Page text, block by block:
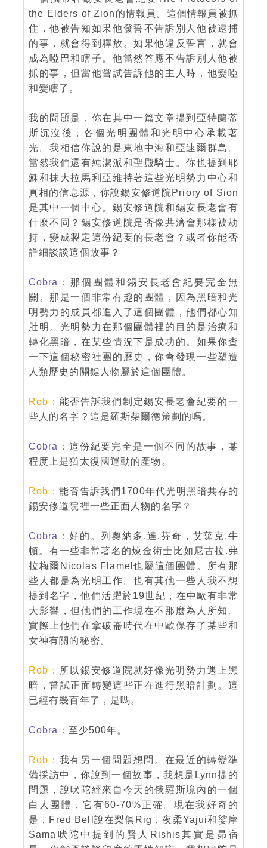
the Elders of Zion的情報員。這個情報員被抓
住，他被告知如果他發誓不告訴別人他被逮捕
的事，就會得到釋放。如果他違反誓言，就會
成為啞巴和瞎子。他當然答應不告訴別人他被
抓的事，但當他嘗試告訴他的主人時，他變啞
和變瞎了。
我的問題是，你在其中一篇文章提到亞特蘭蒂
斯沉沒後，各個光明團體和光明中心承載著
光。我相信你說的是東地中海和亞速爾群島。
當然我們還有純潔派和聖殿騎士。你也提到耶
穌和抹大拉馬利亞維持著這些光明勢力中心和
真相的信息源，你說錫安修道院Priory of Sion
是其中一個中心。錫安修道院和錫安長老會有
什麼不同？錫安修道院是否像共濟會那樣被劫
持，變成製定這份紀要的長老會？或者你能否
詳細談談這個故事？
Cobra：那個團體和錫安長老會紀要完全無
關。那是一個非常有趣的團體，因為黑暗和光
明勢力的成員都進入了這個團體，他們都心知
肚明。光明勢力在那個團體裡的目的是治療和
轉化黑暗，在某些情況下是成功的。如果你查
一下這個秘密社團的歷史，你會發現一些塑造
人類歷史的關鍵人物屬於這個團體。
Rob： 能否告訴我們制定錫安長老會紀要的一
些人的名字？這是羅斯柴爾德策劃的嗎。
Cobra：這份紀要完全是一個不同的故事，某
程度上是猶太復國運動的產物。
Rob： 能否告訴我們1700年代光明黑暗共存的
錫安修道院裡一些正面人物的名字？
Cobra：好的。列奧納多.達.芬奇，艾薩克.牛
頓。有一些非常著名的煉金術士比如尼古拉.弗
拉梅爾Nicolas Flamel也屬這個團體。所有那
些人都是為光明工作。也有其他一些人我不想
提到名字，他們活躍於19世紀，在中歐有非常
大影響，但他們的工作現在不那麼為人所知。
實際上他們在拿破崙時代在中歐保存了某些和
女神有關的秘密。
Rob：
所以錫安修道院就好像光明勢力遇上黑
暗，嘗試正面轉變這些正在進行黑暗計劃。這
已經有幾百年了，是嗎。
Cobra： 至少500年。
Rob： 我有另一個問題想問。在最近的轉變準
備採訪中，你說到一個故事，我想是Lynn提的
問題，說吠陀經來自今天的俄羅斯境內的一個
白人團體，它有60-70%正確。現在我好奇的
是，Fred Bell說在梨俱Rig，夜柔Yajui和娑摩
Sama吠陀中提到的賢人Rishis其實是昴宿